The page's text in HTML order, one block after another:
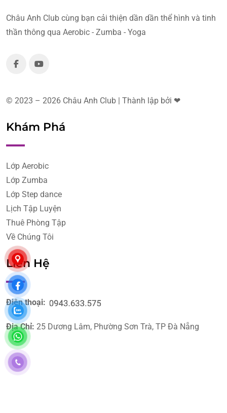
Châu Anh Club cùng bạn cải thiện dần dần thể hình và tinh
thần thông qua Aerobic - Zumba - Yoga
© 2023 – 2026 Châu Anh Club | Thành lập bởi ❤
Khám Phá
Lớp Aerobic
Lớp Zumba
Lớp Step dance
Lịch Tập Luyện
Thuê Phòng Tập
Về Chúng Tôi
Liên Hệ
Điện thoại:
Địa Chỉ: 25 Dương Lâm, Phường Sơn Trà, TP Đà Nẵng